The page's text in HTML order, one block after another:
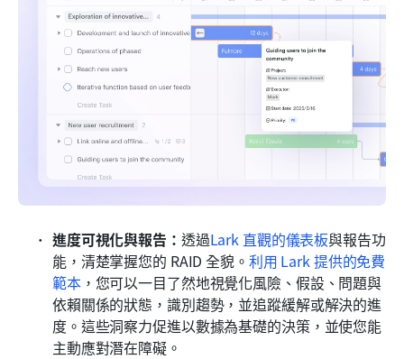
進度可視化與報告： 透過Lark 直觀的儀表板與報告功
能，清楚掌握您的 RAID 全貌。 利用 Lark 提供的免費
範本，您可以一目了然地視覺化風險、假設、問題與
依賴關係的狀態，識別趨勢，並追蹤緩解或解決的進
度。這些洞察力促進以數據為基礎的決策，並使您能
主動應對潛在障礙。